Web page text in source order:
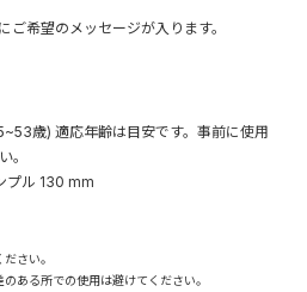
希望のメッセージが入ります。
歳) 適応年齢は目安です。事前に使用
。
プル 130 mm
さい。
ある所での使用は避けてください。